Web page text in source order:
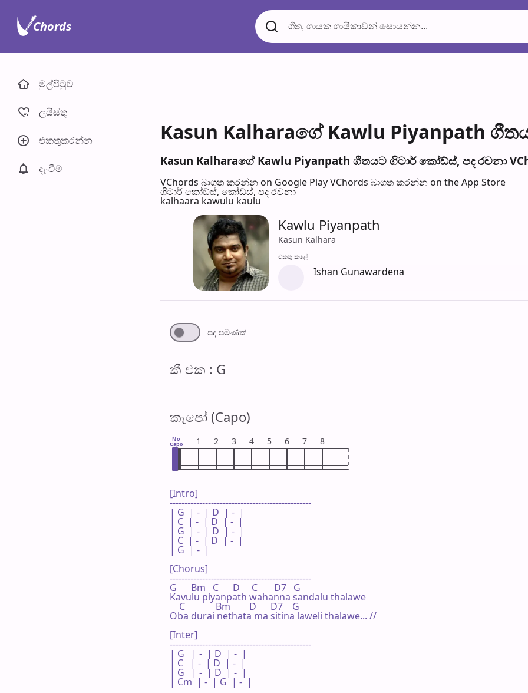
Kasun Kalharaගේ Kawlu Piyanpath
Kasun Kalharaගේ Kawlu Piyanpath ගීතයට ගිටාර් කෝඩ්ස්, පද රච​නා
VChords බාගත කරන්න on Google PlayVChords බාගත කරන්න on the App Store
ගිටාර් කෝඩ්ස්, කෝඩ්ස්, පද රච​නා
kalhaara kawulu kaulu
Kawlu Piyanpath
Kasun Kalhara
එක​තු කලේ
Ishan Gunawardena
පද පමණ​ක්
කී එ​ක : G
කැපෝ (Capo)
No
Capo 1 2 3 4 5 6 7 8
[Intro]
------------------------------------------------
| G  | -  | D  | -  |
| C  | -  | D  | -  |
| G  | -  | D  | -  |
| C  | -  | D  | -  |
| G  | -  |
[Chorus]
------------------------------------------------
G      Bm   C      D     C       D7   G
Kavulu piyanpath wahanna sandalu thalawe
    C             Bm        D      D7    G
Oba durai nethata ma sitina laweli thalawe... //
[Inter]
------------------------------------------------
| G   | -  | D  | -  |
| C   | -  | D  | -  |
| G   | -  | D  | -  |
| Cm  | -  | G  | -  |
මුල්පිටු​ව
ලයිස්තු
එකතුකරන්​න
දැංවී​ම්
Chords